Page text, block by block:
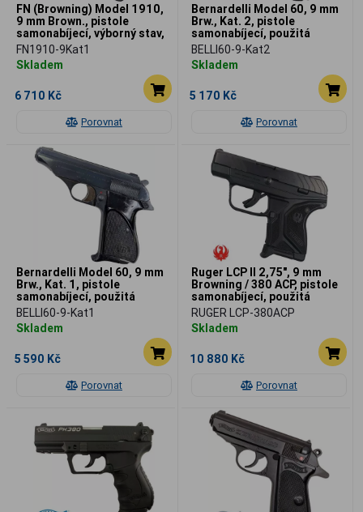
Porovnat
FN (Browning) Model 1910,
9 mm Brown., pistole
samonabíjecí, výborný stav,
použitá
FN1910-9Kat1
Skladem
6 710 Kč
Porovnat
Bernardelli Model 60, 9 mm
Brw., Kat. 2, pistole
samonabíjecí, použitá
BELLI60-9-Kat2
Skladem
5 170 Kč
Porovnat
Bernardelli Model 60, 9 mm
Brw., Kat. 1, pistole
samonabíjecí, použitá
BELLI60-9-Kat1
Skladem
5 590 Kč
Porovnat
Ruger LCP II 2,75", 9 mm
Browning / 380 ACP, pistole
samonabíjecí, použitá
RUGER LCP-380ACP
Skladem
10 880 Kč